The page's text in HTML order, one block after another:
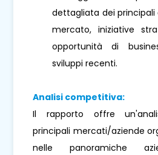
dettagliata dei
mercato, iniziative
opportunità di
sviluppi recenti.
Analisi competitiva:
Il rapporto offre
principali mercati/aziende
nelle panoramiche